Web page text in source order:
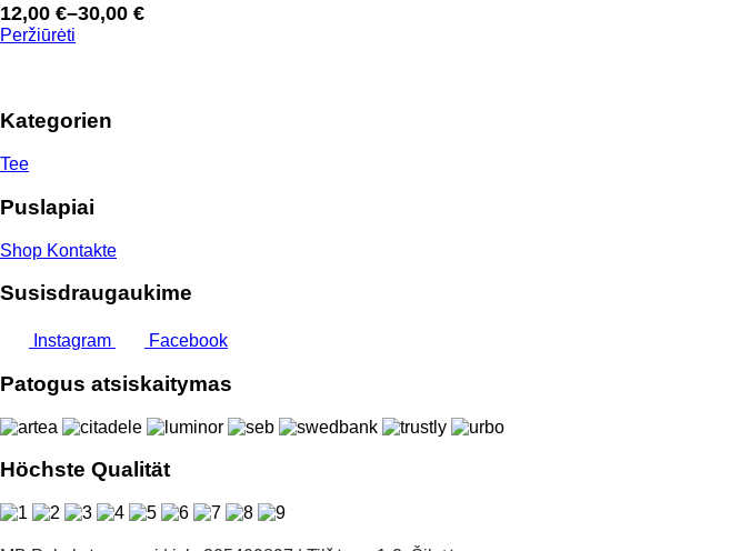
12,00 €–30,00 €
Preisspanne:
12,00 €
Peržiūrėti
Kategorien
Tee
Puslapiai
Shop Kontakte
Susisdraugaukime
Instagram Facebook
Patogus atsiskaitymas
Höchste Qualität